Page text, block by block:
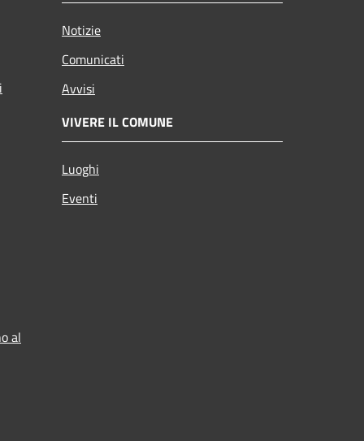
Notizie
Comunicati
Avvisi
VIVERE IL COMUNE
Luoghi
Eventi
al